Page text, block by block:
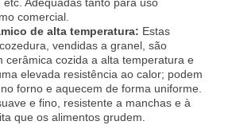
comercial.
de alta temperatura: Estas
vendidas a granel, são
cerâmica cozida a alta temperatura e
elevada resistência ao calor; podem
forno e aquecem de forma uniforme.
e fino, resistente a manchas e à
que os alimentos grudem.